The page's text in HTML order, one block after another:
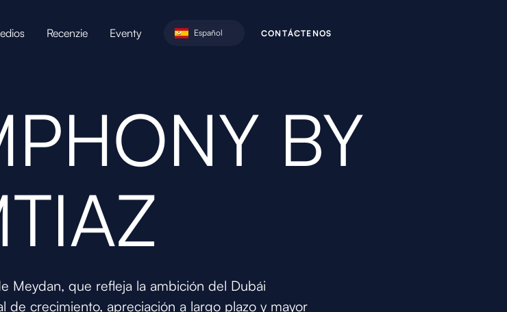
Recenzie Eventy Español CONTÁCTENOS
BY
Meydan, que refleja la ambición del Dubái
de crecimiento, apreciación a largo plazo y mayor